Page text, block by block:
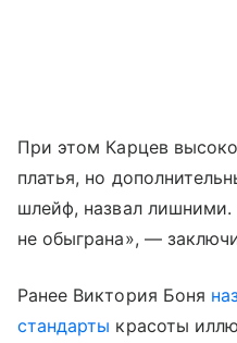
При этом Карцев
платья, но
шлейф, назвал
не обыграна», —
Ранее Виктория Боня
стандарты красоты